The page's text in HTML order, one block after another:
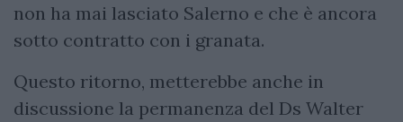
non ha mai lasciato Salerno e che è ancora
sotto contratto con i granata.
Questo ritorno, metterebbe anche in
discussione la permanenza del Ds Walter